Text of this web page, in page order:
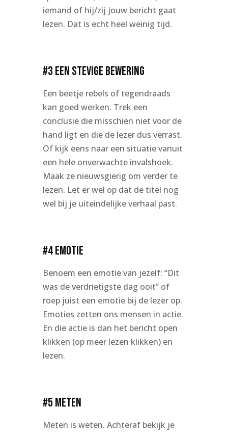
iemand of hij/zij jouw bericht gaat
lezen. Dat is echt heel weinig tijd.
#3 Een stevige bewering
Een beetje rebels of tegendraads
kan goed werken. Trek een
conclusie die misschien niet voor de
hand ligt en die de lezer dus verrast.
Of kijk eens naar een situatie vanuit
een hele onverwachte invalshoek.
Maak ze nieuwsgierig om verder te
lezen. Let er wel op dat de titel nog
wel bij je uiteindelijke verhaal past.
#4 Emotie
Benoem een emotie van jezelf: “Dit
was de verdrietigste dag ooit” of
roep juist een emotie bij de lezer op.
Emoties zetten ons mensen in actie.
En die actie is dan het bericht open
klikken (op meer lezen klikken) en
lezen.
#5 Meten
Meten is weten. Achteraf bekijk je